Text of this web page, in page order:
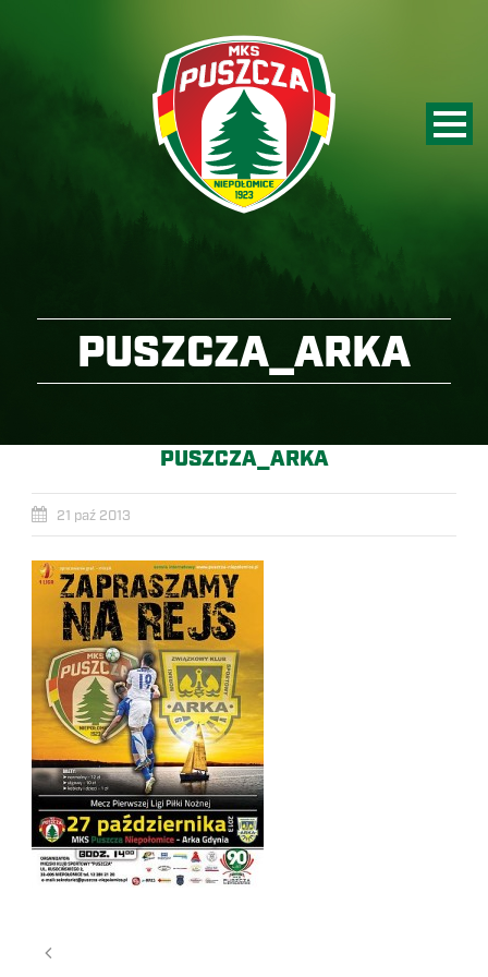
PUSZCZA_ARKA
PUSZCZA_ARKA
21 paź 2013